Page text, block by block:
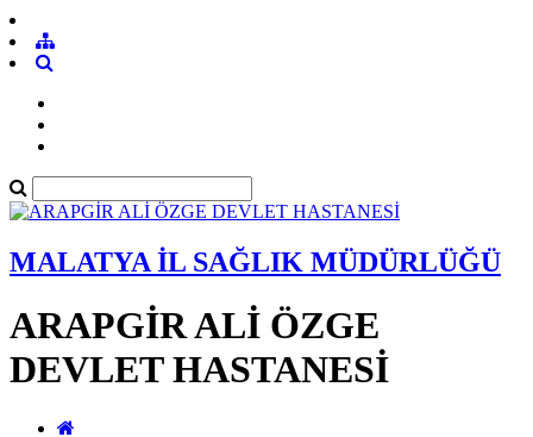
MALATYA İL SAĞLIK MÜDÜRLÜĞÜ
ARAPGİR ALİ ÖZGE
DEVLET HASTANESİ